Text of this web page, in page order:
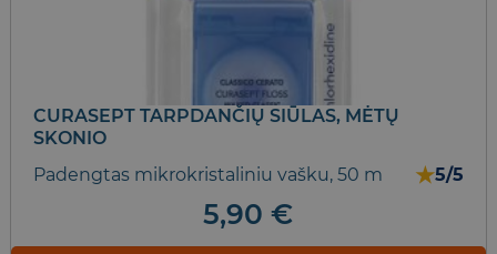
CURASEPT TARPDANČIŲ SIŪLAS, MĖTŲ
SKONIO
Padengtas mikrokristaliniu vašku, 50 m
★5/5
5,90€